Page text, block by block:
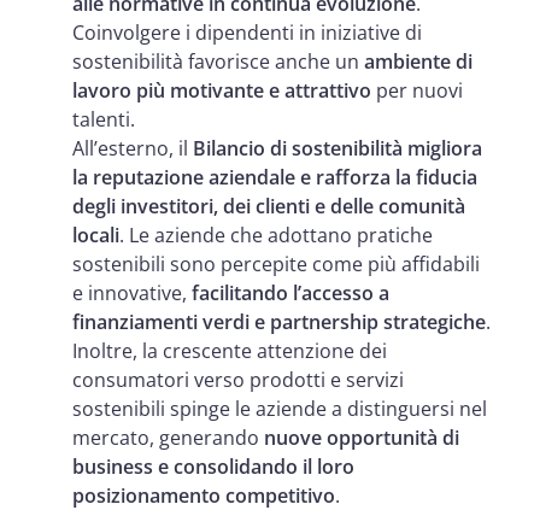
Coinvolgere i dipendenti in iniziative di
sostenibilità favorisce anche un ambiente di
lavoro più motivante e attrattivo per nuovi
talenti.
All’esterno, il Bilancio di sostenibilità migliora
la reputazione aziendale e rafforza la fiducia
degli investitori, dei clienti e delle comunità
locali. Le aziende che adottano pratiche
sostenibili sono percepite come più affidabili
e innovative, facilitando l’accesso a
finanziamenti verdi e partnership strategiche.
Inoltre, la crescente attenzione dei
consumatori verso prodotti e servizi
sostenibili spinge le aziende a distinguersi nel
mercato, generando nuove opportunità di
business e consolidando il loro
posizionamento competitivo.